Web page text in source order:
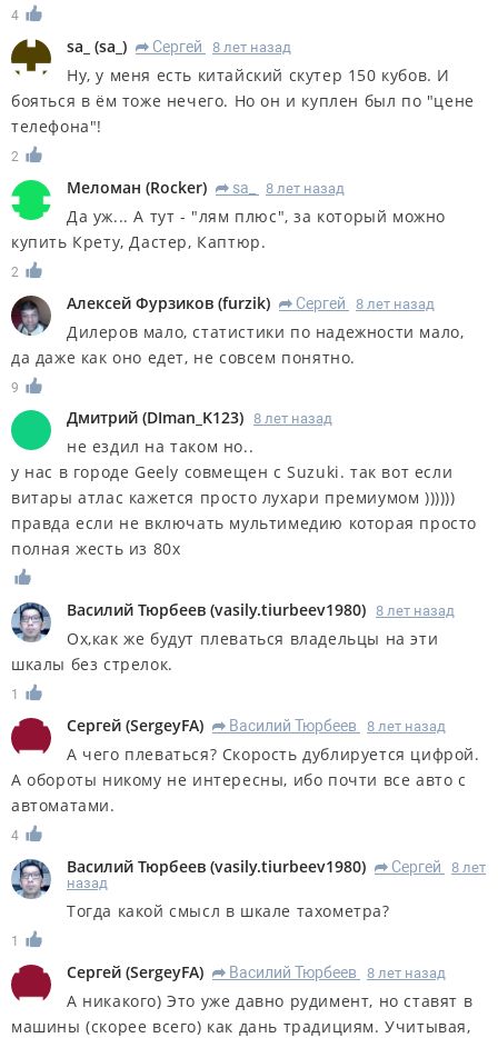
4
sa_ (sa_ ) R Сергей 8 лет назад
Ну, у меня есть китайский скутер 150 кубов. И
бояться в ём тоже нечего. Но он и куплен был по "цене
телефона"!
2
Меломан (Rocker) R sa_ 8 лет назад
Да уж... А тут - "лям плюс", за который можно
купить Крету, Дастер, Каптюр.
2
Алексей Фурзиков (furzik) R Сергей 8 лет назад
Дилеров мало, статистики по надежности мало,
да даже как оно едет, не совсем понятно.
9
Дмитрий (DIman_K123) 8 лет назад
не ездил на таком но..
у нас в городе Geely совмещен с Suzuki. так вот если
витары атлас кажется просто лухари премиумом ))))))
правда если не включать мультимедию которая просто
полная жесть из 80х
Василий Тюрбеев (vasily.tiurbeev1980) 8 лет назад
Ох,как же будут плеваться владельцы на эти
шкалы без стрелок.
1
Сергей (SergeyFA) R Василий Тюрбеев 8 лет назад
А чего плеваться? Скорость дублируется цифрой.
А обороты никому не интересны, ибо почти все авто с
автоматами.
4
Василий Тюрбеев (vasily.tiurbeev1980) R Сергей
8 лет
назад
Тогда какой смысл в шкале тахометра?
1
Сергей (SergeyFA) R Василий Тюрбеев 8 лет назад
А никакого) Это уже давно рудимент, но ставят в
машины (скорее всего) как дань традициям. Учитывая,